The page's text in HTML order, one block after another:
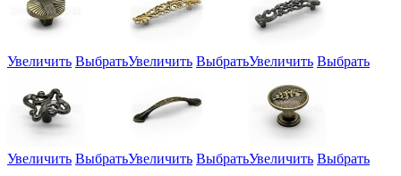
Увеличить ВыбратьУвеличить ВыбратьУвеличить Выбрать
Увеличить ВыбратьУвеличить ВыбратьУвеличить Выбрать